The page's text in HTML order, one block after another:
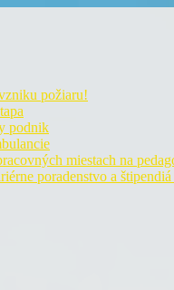
požiaru!
podnik
miestach na
poradenstvo a štipendiá